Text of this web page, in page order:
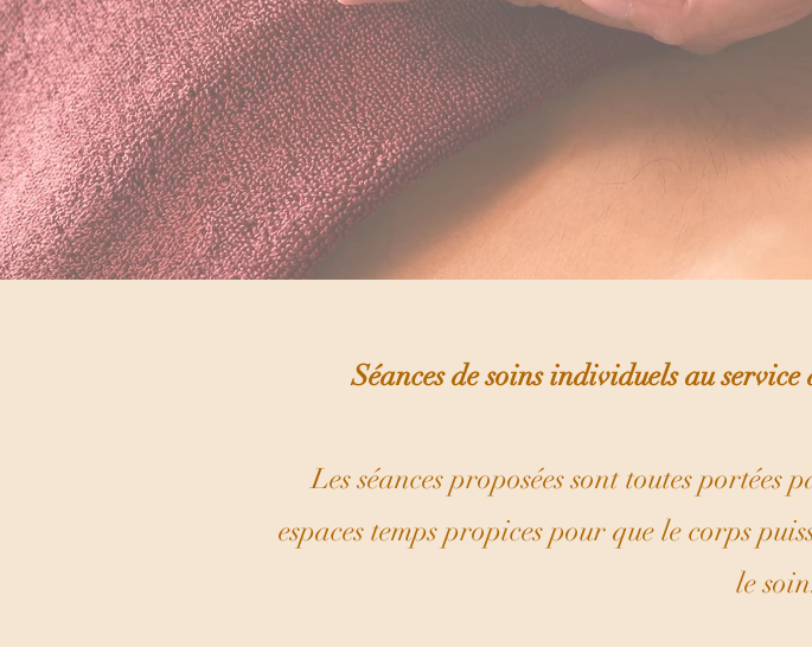
Séances de soins individuels au
Les séances proposées sont toutes
espaces temps propices pour que le corps
le